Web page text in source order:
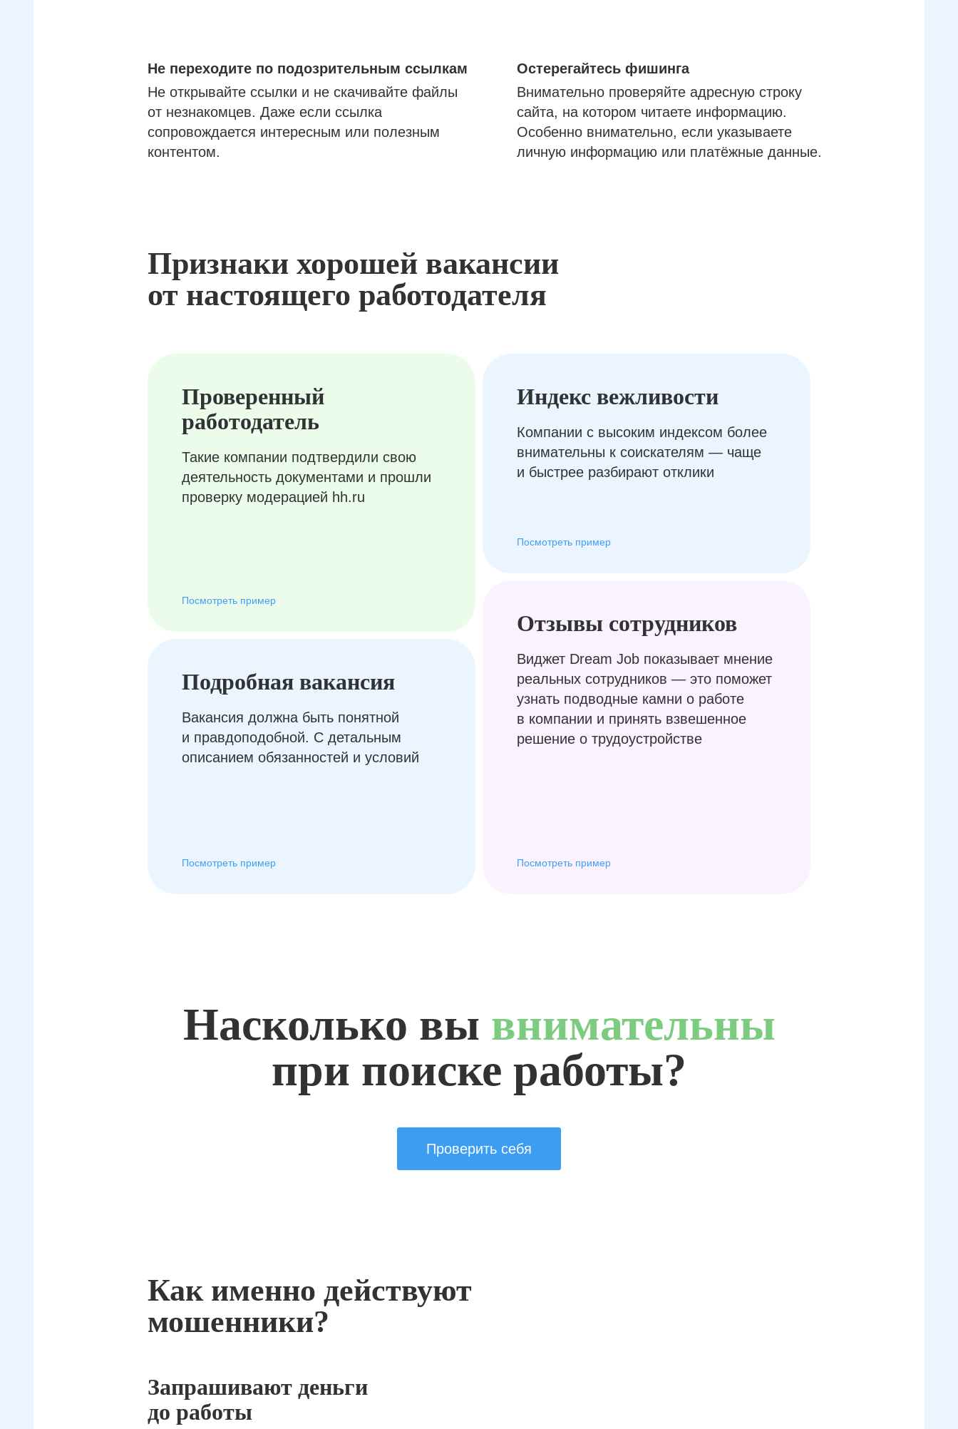
Не переходите по подозрительным ссылкам
Не открывайте ссылки и не скачивайте файлы
от незнакомцев. Даже если ссылка
сопровождается интересным или полезным
контентом.
Остерегайтесь фишинга
Внимательно проверяйте адресную строку
сайта, на котором читаете информацию.
Особенно внимательно, если указываете
личную информацию или платёжные данные.
Признаки хорошей вакансии
от настоящего работодателя
Проверенный
работодатель
Такие компании подтвердили свою
деятельность документами и прошли
проверку модерацией hh.ru
Посмотреть пример
Подробная вакансия
Вакансия должна быть понятной
и правдоподобной. С детальным
описанием обязанностей и условий
Посмотреть пример
Отзывы сотрудников
Виджет Dream Job показывает мнение
реальных сотрудников — это поможет
узнать подводные камни о работе
в компании и принять взвешенное
решение о трудоустройстве
Посмотреть пример
Индекс вежливости
Компании с высоким индексом более
внимательны к соискателям — чаще
и быстрее разбирают отклики
Посмотреть пример
Насколько вы внимательны
при поиске работы?
Проверить себя
Как именно действуют
мошенники?
Запрашивают деньги
до работы